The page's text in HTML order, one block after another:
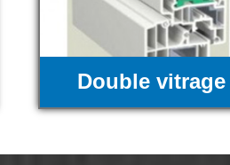
Double vitrage